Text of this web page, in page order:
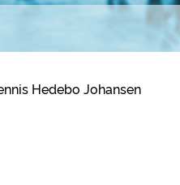
Hedebo Johansen